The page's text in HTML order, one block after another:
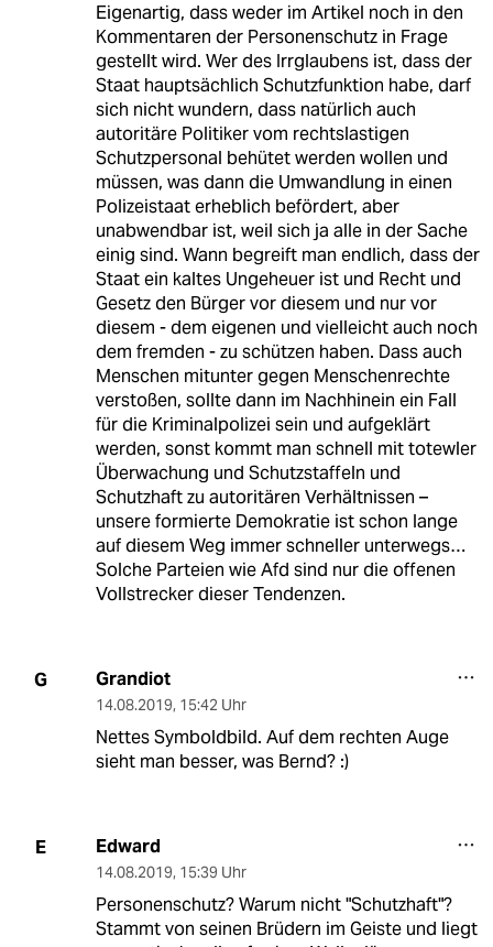
Eigenartig, dass weder im Artikel noch in den
Kommentaren der Personenschutz in Frage
gestellt wird. Wer des Irrglaubens ist, dass der
Staat hauptsächlich Schutzfunktion habe, darf
sich nicht wundern, dass natürlich auch
autoritäre Politiker vom rechtslastigen
Schutzpersonal behütet werden wollen und
müssen, was dann die Umwandlung in einen
Polizeistaat erheblich befördert, aber
unabwendbar ist, weil sich ja alle in der Sache
einig sind. Wann begreift man endlich, dass der
Staat ein kaltes Ungeheuer ist und Recht und
Gesetz den Bürger vor diesem und nur vor
diesem - dem eigenen und vielleicht auch noch
dem fremden - zu schützen haben. Dass auch
Menschen mitunter gegen Menschenrechte
verstoßen, sollte dann im Nachhinein ein Fall
für die Kriminalpolizei sein und aufgeklärt
werden, sonst kommt man schnell mit totewler
Überwachung und Schutzstaffeln und
Schutzhaft zu autoritären Verhältnissen –
unsere formierte Demokratie ist schon lange
auf diesem Weg immer schneller unterwegs…
Solche Parteien wie Afd sind nur die offenen
Vollstrecker dieser Tendenzen.
G Grandiot
14.08.2019, 15:42 Uhr
Nettes Symboldbild. Auf dem rechten Auge
sieht man besser, was Bernd? :)
E Edward
14.08.2019, 15:39 Uhr
Personenschutz? Warum nicht "Schutzhaft"?
Stammt von seinen Brüdern im Geiste und liegt